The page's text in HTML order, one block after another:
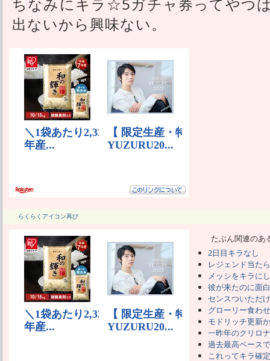
出ないから興味ない。
らくらくアイコン再び
たぶん関連のあ
2日目キラなし
レジェンド当た
メッシをキラに
彼が来たのに面
センスついただ
グローリー食わ
モドリッチ更新
一昨年のクリロ
過去最高ペース
これってキラ確